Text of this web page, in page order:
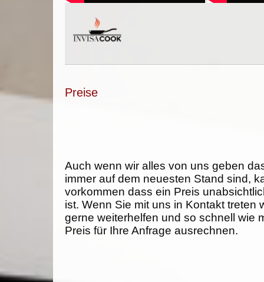
Preise
Auch wenn wir alles von uns geben
immer auf dem neuesten Stand sind,
vorkommen dass ein Preis
ist. Wenn Sie mit uns in Kontakt treten
gerne weiterhelfen und so schnell wie
Preis für Ihre Anfrage ausrechnen.